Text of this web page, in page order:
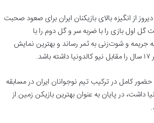
از انگیزه بالای بازیکنان ایران برای صعود صحبت
گل اول بازی را با ضربه سر و گل دوم را با
و شوت‌زنی به ثمر رساند و بهترین نمایش
حضور کامل در ترکیب تیم نوجوانان ایران در مسابقه
داشت، در پایان به عنوان بهترین بازیکن زمین از